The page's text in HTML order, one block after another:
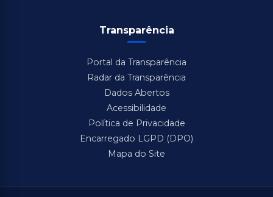
Transparência
Portal da Transparência
Radar da Transparência
Dados Abertos
Acessibilidade
Política de Privacidade
Encarregado LGPD (DPO)
Mapa do Site